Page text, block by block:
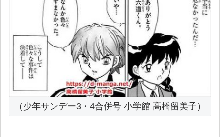
（少年サンデー3・4合併号 小学館 高橋留美子）